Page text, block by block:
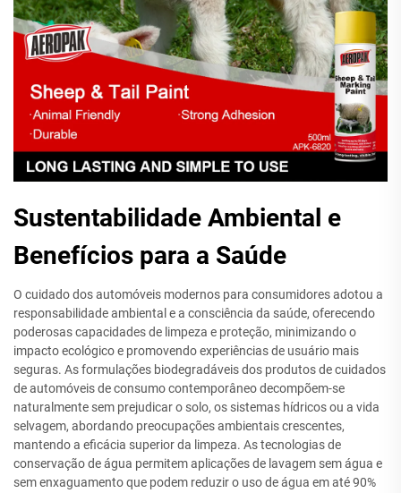
Sustentabilidade Ambiental e
Benefícios para a Saúde
O cuidado dos automóveis modernos para consumidores adotou a
responsabilidade ambiental e a consciência da saúde, oferecendo
poderosas capacidades de limpeza e proteção, minimizando o
impacto ecológico e promovendo experiências de usuário mais
seguras. As formulações biodegradáveis dos produtos de cuidados
de automóveis de consumo contemporâneo decompõem-se
naturalmente sem prejudicar o solo, os sistemas hídricos ou a vida
selvagem, abordando preocupações ambientais crescentes,
mantendo a eficácia superior da limpeza. As tecnologias de
conservação de água permitem aplicações de lavagem sem água e
sem enxaguamento que podem reduzir o uso de água em até 90%